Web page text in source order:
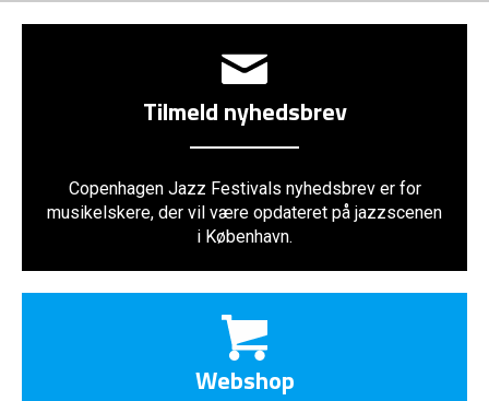
Tilmeld nyhedsbrev
Copenhagen Jazz Festivals nyhedsbrev er for
musikelskere, der vil være opdateret på jazzscenen
i København.
Webshop